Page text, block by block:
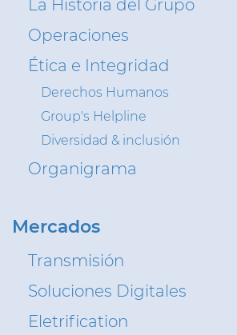
La Historia del Grupo
Operaciones
Ética e Integridad
Derechos Humanos
Group's Helpline
Diversidad & inclusión
Organigrama
Mercados
Transmisión
Soluciones Digitales
Eletrification